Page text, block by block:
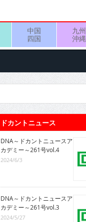
中国
四国
九州
沖縄
ドカントニュース
DNA～ドカントニュースア
カデミー～261号vol.4
2024/6/3
DNA～ドカントニュースア
カデミー～261号vol.3
2024/5/27